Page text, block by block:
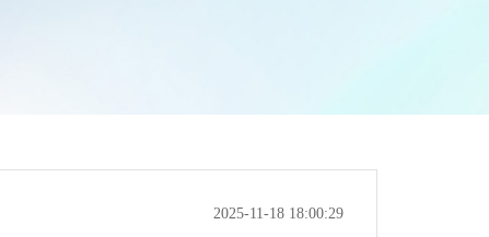
2025-11-18 18:00:29